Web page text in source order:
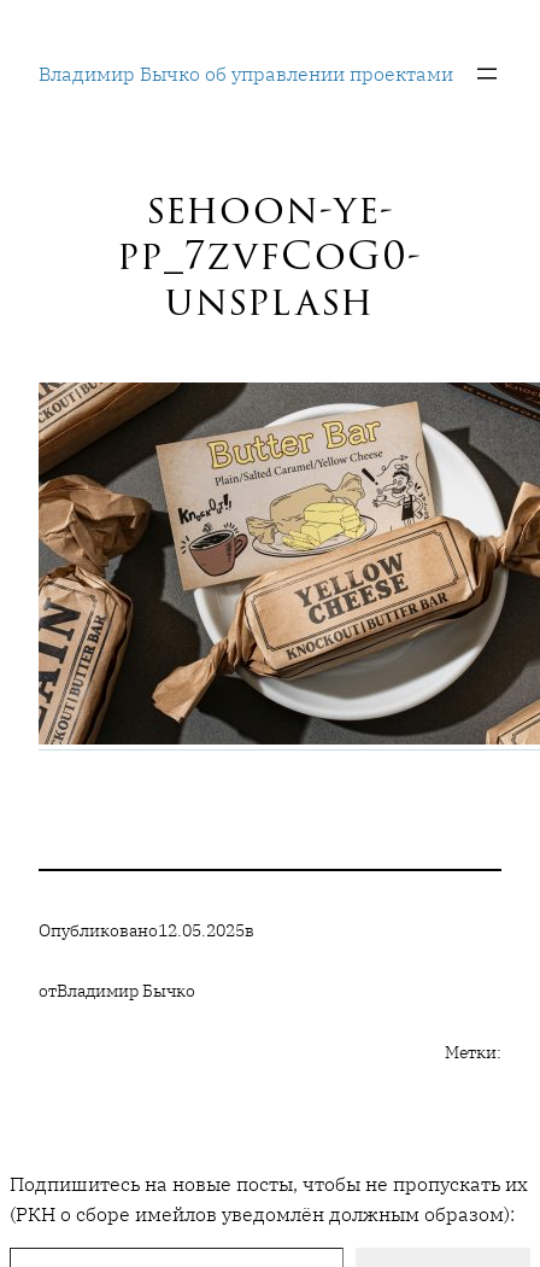
содержимому
Владимир Бычко об управлении проектами
sehoon-ye-
pp_7zvfCoG0-
unsplash
Опубликовано12.05.2025в
отВладимир Бычко
Метки:
Подпишитесь на новые посты, чтобы не пропускать их
(РКН о сборе имейлов уведомлён должным образом):
Введите адрес электронной почты…